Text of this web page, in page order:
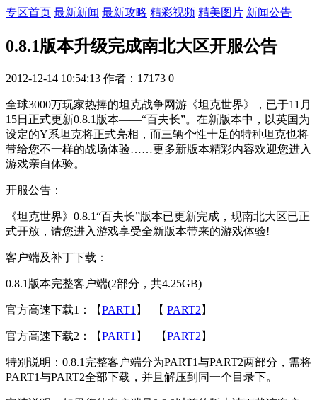
专区首页 最新新闻 最新攻略 精彩视频 精美图片 新闻公告
0.8.1版本升级完成南北大区开服公告
2012-12-14 10:54:13 作者：17173 0
全球3000万玩家热捧的坦克战争网游《坦克世界》，已于11月
15日正式更新0.8.1版本——“百夫长”。在新版本中，以英国为
设定的Y系坦克将正式亮相，而三辆个性十足的特种坦克也将
带给您不一样的战场体验……更多新版本精彩内容欢迎您进入
游戏亲自体验。
开服公告：
《坦克世界》0.8.1“百夫长”版本已更新完成，现南北大区已正
式开放，请您进入游戏享受全新版本带来的游戏体验!
客户端及补丁下载：
0.8.1版本完整客户端(2部分，共4.25GB)
官方高速下载1：【PART1 】 【 PART2 】
官方高速下载2：【PART1 】 【PART2 】
特别说明：0.8.1完整客户端分为PART1与PART2两部分，需将
PART1与PART2全部下载，并且解压到同一个目录下。